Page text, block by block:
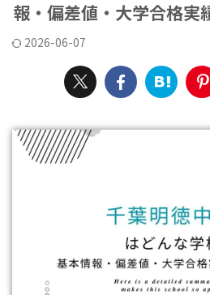
報・偏差値・大学合格実
2026-06-07